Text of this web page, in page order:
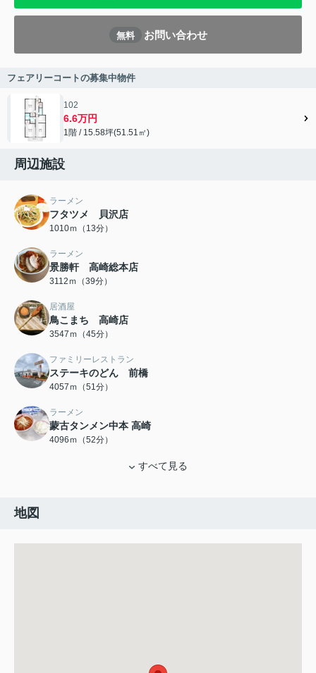
無料 お問い合わせ
フェアリーコートの募集中物件
102
6.6万円
1階 / 15.58坪(51.51㎡)
周辺施設
ラーメン
フタツメ 貝沢店
1010ｍ（13分）
ラーメン
景勝軒 高崎総本店
3112ｍ（39分）
居酒屋
鳥こまち 高崎店
3547ｍ（45分）
ファミリーレストラン
ステーキのどん 前橋
4057ｍ（51分）
ラーメン
蒙古タンメン中本 高崎
4096ｍ（52分）
すべて見る
地図